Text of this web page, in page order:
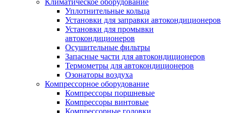
Климатическое оборудование
Уплотнительные кольца
Установки для заправки автокондиционеров
Установки для промывки
автокондиционеров
Осушительные фильтры
Запасные части для автокондиционеров
Термометры для автокондиционеров
Озонаторы воздуха
Компрессорное оборудование
Компрессоры поршневые
Компрессоры винтовые
Компрессорные головки